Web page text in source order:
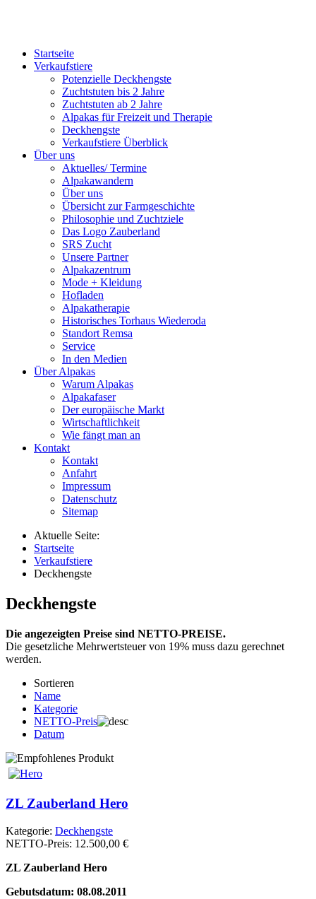
Startseite
Verkaufstiere
Po­ten­zi­elle Deckhengste
Zuchtstuten bis 2 Jahre
Zuchtstuten ab 2 Jahre
Alpakas für Freizeit und Therapie
Deckhengste
Verkaufstiere Überblick
Über uns
Aktuelles/ Termine
Alpakawandern
Über uns
Übersicht zur Farmgeschichte
Philosophie und Zuchtziele
Das Logo Zauberland
SRS Zucht
Unsere Partner
Alpakazentrum
Mode + Kleidung
Hofladen
Alpakatherapie
Historisches Torhaus Wiederoda
Standort Remsa
Service
In den Medien
Über Alpakas
Warum Alpakas
Alpakafaser
Der europäische Markt
Wirtschaftlichkeit
Wie fängt man an
Kontakt
Kontakt
Anfahrt
Impressum
Datenschutz
Sitemap
Aktuelle Seite:
Startseite
Verkaufstiere
Deckhengste
Deckhengste
Die angezeigten Preise sind NETTO-PREISE.
Die gesetzliche Mehrwertsteuer von 19% muss dazu gerechnet
werden.
Sortieren
Name
Kategorie
NETTO-Preis
Datum
ZL Zauberland Hero
Kategorie: Deckhengste
NETTO-Preis: 12.500,00 €
ZL Zauberland Hero
Gebutsdatum: 08.08.2011